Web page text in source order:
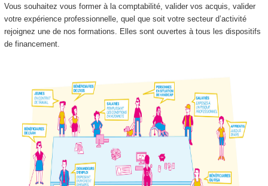
Vous souhaitez vous former à la comptabilité, valider vos acquis, valider
votre expérience professionnelle, quel que soit votre secteur d’activité
rejoignez une de nos formations. Elles sont ouvertes à tous les dispositifs
de financement.